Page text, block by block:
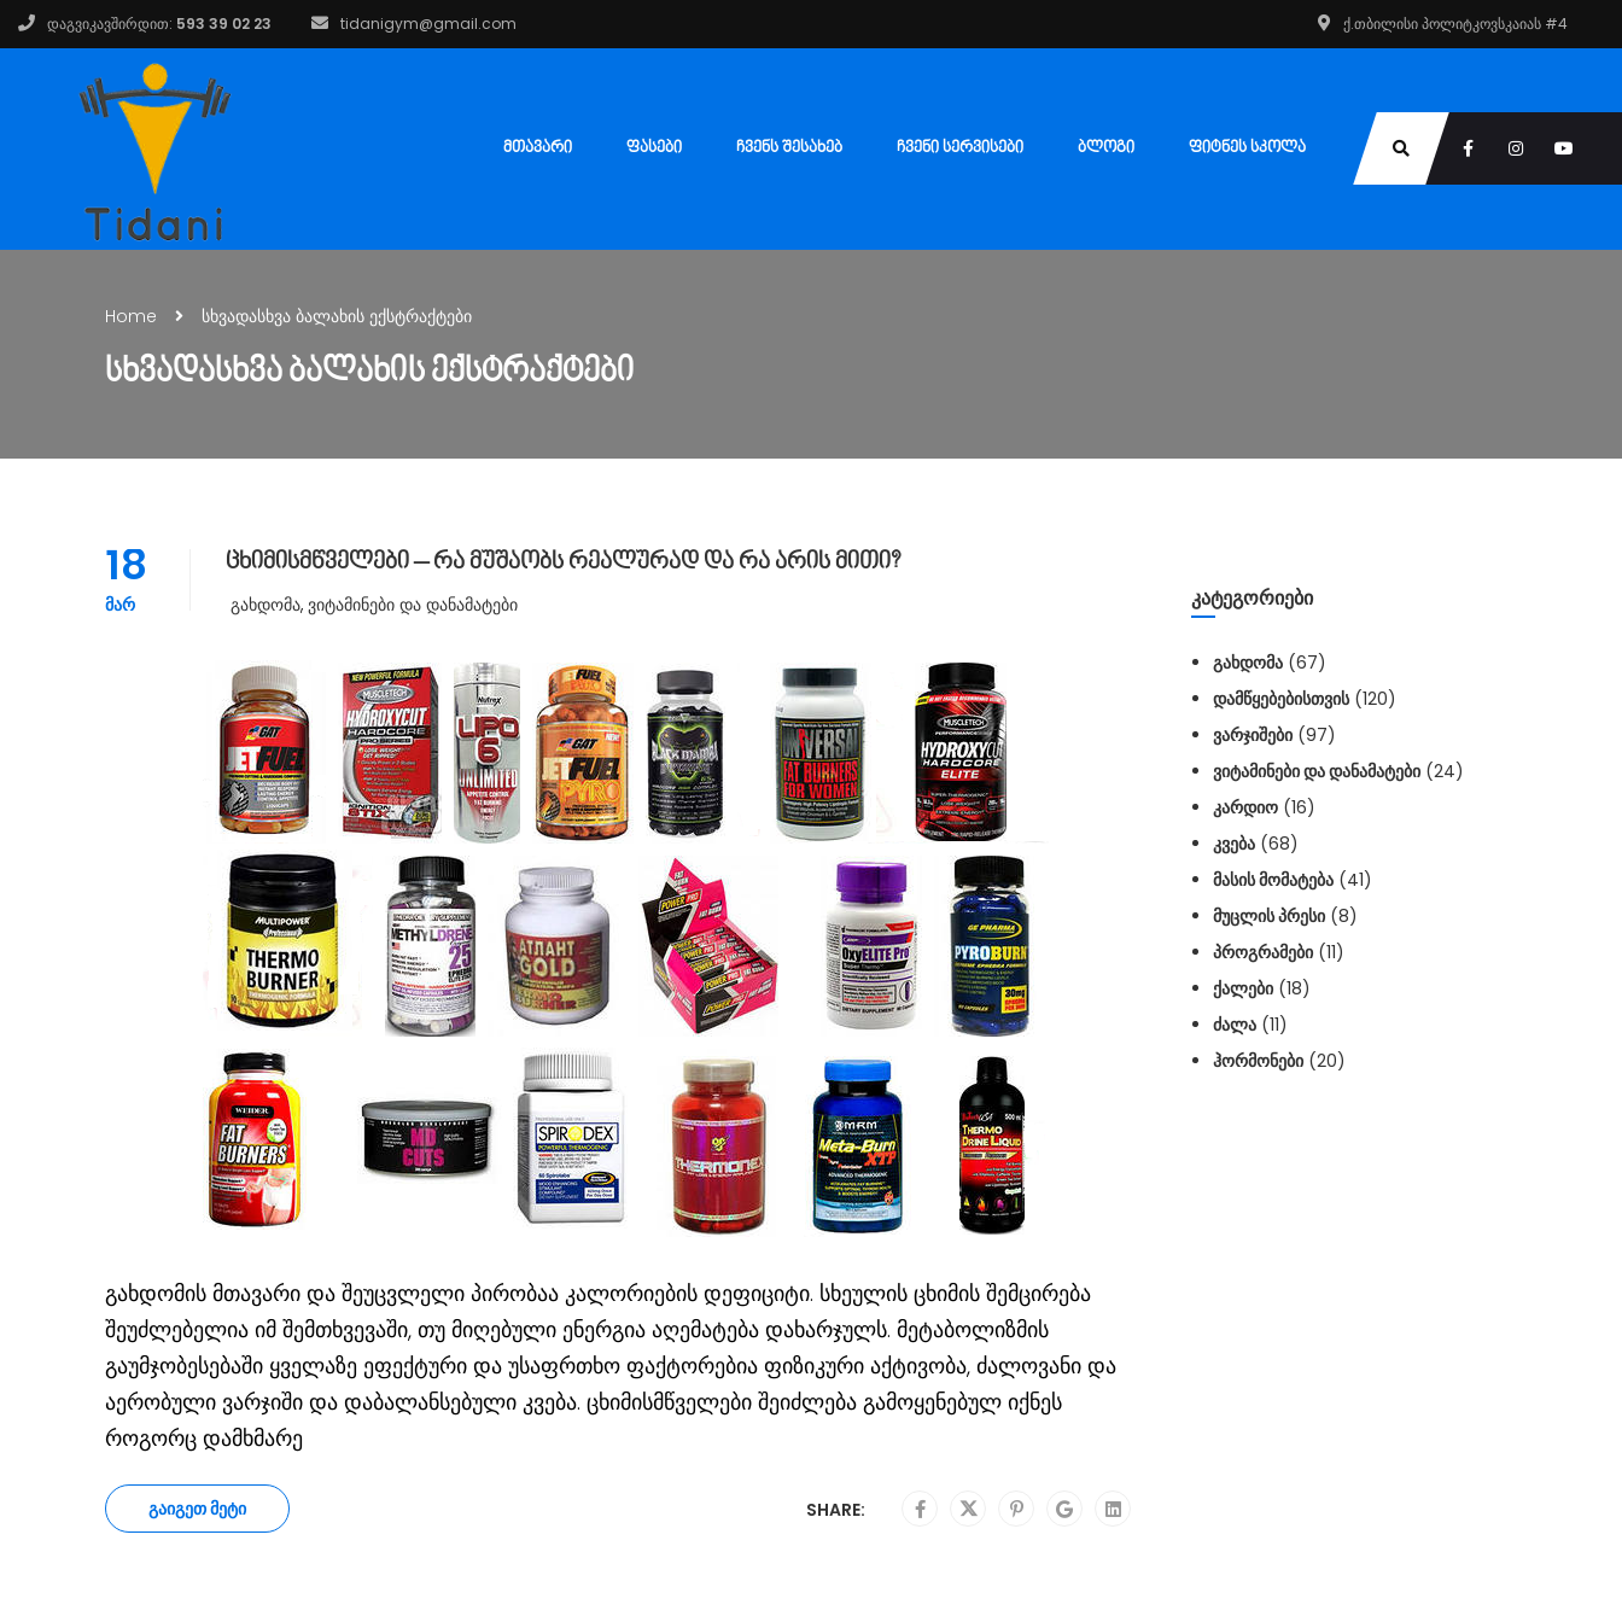
დაგვიკავშირდით: 593 39 02 23 tidanigym@gmail.com ქ.თბილისი პოლიტკოვსკაიას #4
ᲛᲗᲐᲕᲐᲠᲘ ᲤᲐᲡᲔᲑᲘ ᲩᲕᲔᲜᲡ ᲨᲔᲡᲐᲮᲔᲑ ᲩᲕᲔᲜᲘ ᲡᲔᲠᲕᲘᲡᲔᲑᲘ ᲑᲚᲝᲒᲘ ᲤᲘᲢᲜᲔᲡ ᲡᲙᲝᲚᲐ
Home სხვადასხვა ბალახის ექსტრაქტები
ᲡᲮᲕᲐᲓᲐᲡᲮᲕᲐ ᲑᲐᲚᲐᲮᲘᲡ ᲔᲥᲡᲢᲠᲐᲥᲢᲔᲑᲘ
18
ᲛᲐᲠ
ცხიმისმწველები – რა მუშაობს რეალურად და რა არის მითი?
Გახდომა, Ვიტამინები Და Დანამატები
გახდომის მთავარი და შეუცვლელი პირობაა კალორიების დეფიციტი. სხეულის ცხიმის შემცირება
შეუძლებელია იმ შემთხვევაში, თუ მიღებული ენერგია აღემატება დახარჯულს. მეტაბოლიზმის
გაუმჯობესებაში ყველაზე ეფექტური და უსაფრთხო ფაქტორებია ფიზიკური აქტივობა, ძალოვანი და
აერობული ვარჯიში და დაბალანსებული კვება. ცხიმისმწველები შეიძლება გამოყენებულ იქნეს
როგორც დამხმარე
ᲒᲐᲘᲒᲔᲗ ᲛᲔᲢᲘ SHARE:
ᲙᲐᲢᲔᲒᲝᲠᲘᲔᲑᲘ
ᲒᲐᲮᲓᲝᲛᲐ (67)
ᲓᲐᲛᲬᲧᲔᲑᲔᲑᲘᲡᲗᲕᲘᲡ(120)
ᲕᲐᲠᲯᲘᲨᲔᲑᲘ (97)
ᲕᲘᲢᲐᲛᲘᲜᲔᲑᲘ ᲓᲐ ᲓᲐᲜᲐᲛᲐᲢᲔᲑᲘ (24)
ᲙᲐᲠᲓᲘᲝ (16)
ᲙᲕᲔᲑᲐ (68)
ᲛᲐᲡᲘᲡ ᲛᲝᲛᲐᲢᲔᲑᲐ (41)
ᲛᲣᲪᲚᲘᲡ ᲞᲠᲔᲡᲘ (8)
ᲞᲠᲝᲒᲠᲐᲛᲔᲑᲘ (11)
ᲥᲐᲚᲔᲑᲘ (18)
ᲫᲐᲚᲐ (11)
ᲰᲝᲠᲛᲝᲜᲔᲑᲘ (20)